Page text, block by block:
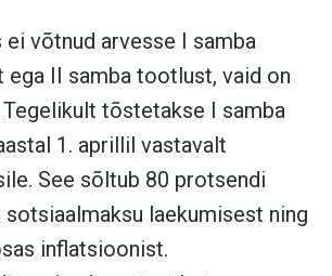
ei võtnud arvesse I samba
ega II samba tootlust, vaid on
Tegelikult tõstetakse I samba
1. aprillil vastavalt
See sõltub 80 protsendi
laekumisest ning
inflatsioonist.